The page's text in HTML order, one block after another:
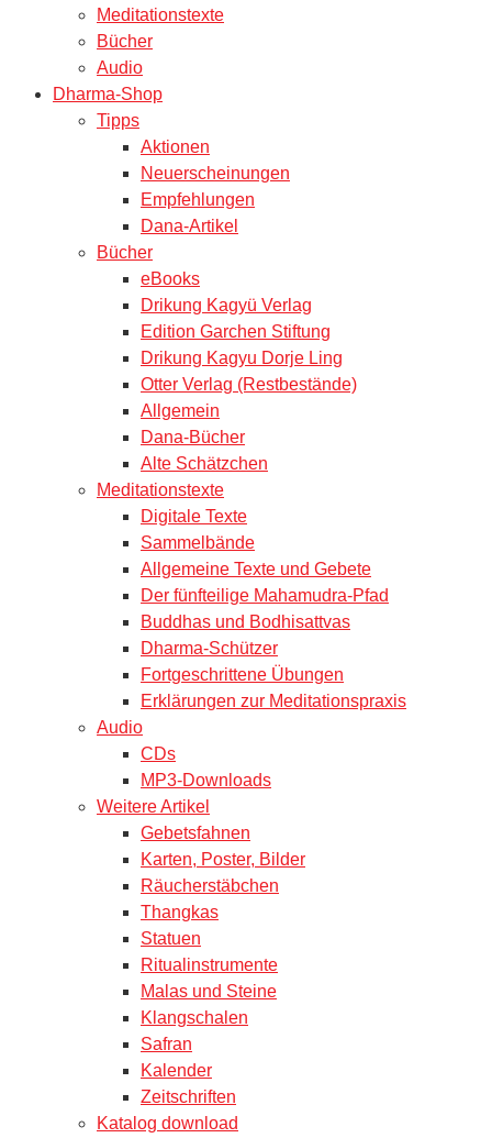
Meditationstexte
Bücher
Audio
Dharma-Shop
Tipps
Aktionen
Neuerscheinungen
Empfehlungen
Dana-Artikel
Bücher
eBooks
Drikung Kagyü Verlag
Edition Garchen Stiftung
Drikung Kagyu Dorje Ling
Otter Verlag (Restbestände)
Allgemein
Dana-Bücher
Alte Schätzchen
Meditationstexte
Digitale Texte
Sammelbände
Allgemeine Texte und Gebete
Der fünfteilige Mahamudra-Pfad
Buddhas und Bodhisattvas
Dharma-Schützer
Fortgeschrittene Übungen
Erklärungen zur Meditationspraxis
Audio
CDs
MP3-Downloads
Weitere Artikel
Gebetsfahnen
Karten, Poster, Bilder
Räucherstäbchen
Thangkas
Statuen
Ritualinstrumente
Malas und Steine
Klangschalen
Safran
Kalender
Zeitschriften
Katalog download